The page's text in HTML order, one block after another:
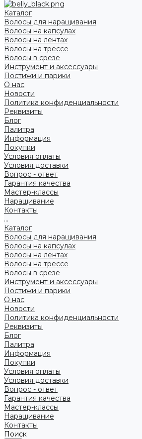
Каталог
Волосы для наращивания
Волосы на капсулах
Волосы на лентах
Волосы на трессе
Волосы в срезе
Инструмент и аксессуары
Постижи и парики
О нас
Новости
Политика конфиденциальности
Реквизиты
Блог
Палитра
Информация
Покупки
Условия оплаты
Условия доставки
Вопрос - ответ
Гарантия качества
Мастер-классы
Наращивание
Контакты
...
Каталог
Волосы для наращивания
Волосы на капсулах
Волосы на лентах
Волосы на трессе
Волосы в срезе
Инструмент и аксессуары
Постижи и парики
О нас
Новости
Политика конфиденциальности
Реквизиты
Блог
Палитра
Информация
Покупки
Условия оплаты
Условия доставки
Вопрос - ответ
Гарантия качества
Мастер-классы
Наращивание
Контакты
Поиск